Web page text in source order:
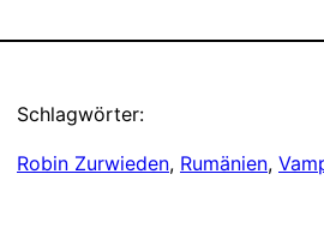
Schlagwörter:
Robin Zurwieden, Rumänien,